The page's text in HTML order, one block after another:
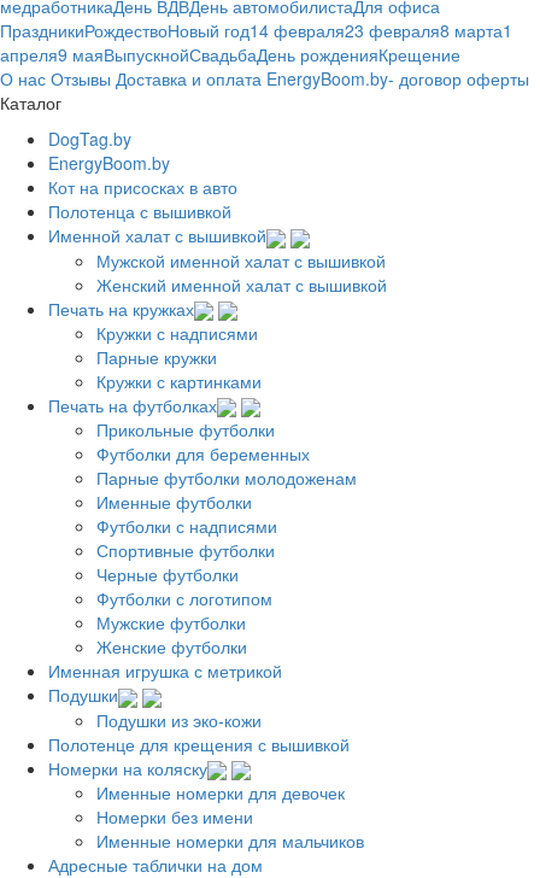
медработникаДень ВДВДень автомобилистаДля офиса
ПраздникиРождествоНовый год14 февраля23 февраля8 марта1
апреля9 маяВыпускнойСвадьбаДень рожденияКрещение
О нас Отзывы Доставка и оплата EnergyBoom.by- договор оферты
Каталог
DogTag.by
EnergyBoom.by
Кот на присосках в авто
Полотенца с вышивкой
Именной халат с вышивкой
Мужской именной халат с вышивкой
Женский именной халат с вышивкой
Печать на кружках
Кружки с надписями
Парные кружки
Кружки с картинками
Печать на футболках
Прикольные футболки
Футболки для беременных
Парные футболки молодоженам
Именные футболки
Футболки с надписями
Спортивные футболки
Черные футболки
Футболки с логотипом
Мужские футболки
Женские футболки
Именная игрушка с метрикой
Подушки
Подушки из эко-кожи
Полотенце для крещения с вышивкой
Номерки на коляску
Именные номерки для девочек
Номерки без имени
Именные номерки для мальчиков
Адресные таблички на дом